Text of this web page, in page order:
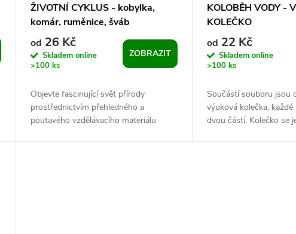
ŽIVOTNÍ CYKLUS - kobylka,
komár, ruměnice, šváb
od 26 Kč
Skladem online
>100 ks
ZOBRAZIT
Objevte fascinující svět přírody
prostřednictvím přehledného a
poutavého vzdělávacího materiálu
KOLOBĚH VODY -
KOLEČKO
od 22 Kč
Skladem online
>100 ks
Součástí souboru jsou
výuková kolečka, každé
dvou částí. Kolečko se